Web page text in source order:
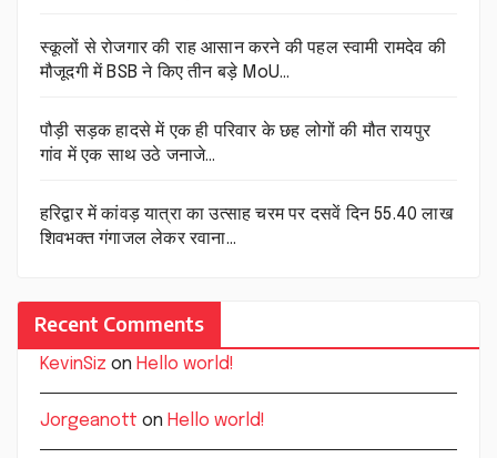
स्कूलों से रोजगार की राह आसान करने की पहल स्वामी रामदेव की
मौजूदगी में BSB ने किए तीन बड़े MoU…
पौड़ी सड़क हादसे में एक ही परिवार के छह लोगों की मौत रायपुर
गांव में एक साथ उठे जनाजे…
हरिद्वार में कांवड़ यात्रा का उत्साह चरम पर दसवें दिन 55.40 लाख
शिवभक्त गंगाजल लेकर रवाना…
Recent Comments
KevinSiz on Hello world!
Jorgeanott on Hello world!